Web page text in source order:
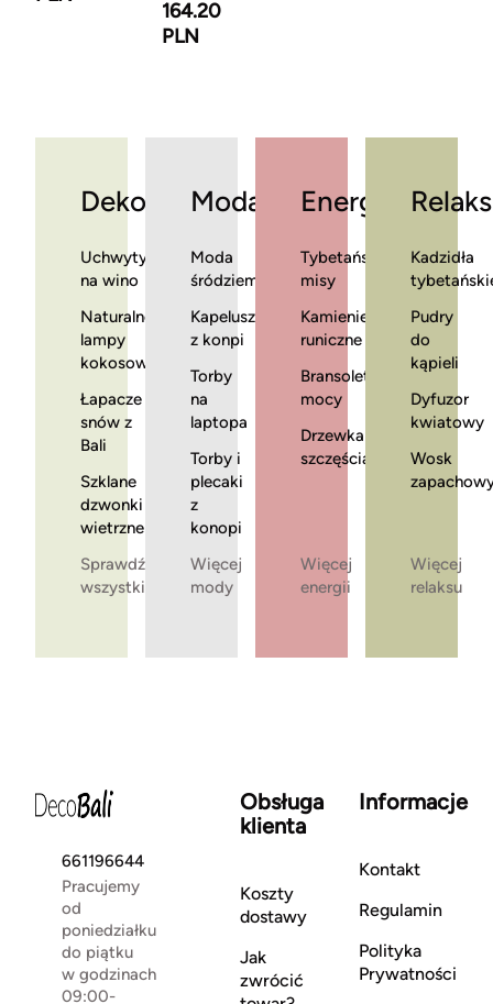
164.20
PLN
Dekoracje
Uchwyty
na wino
Naturalne
lampy
kokosowe
Łapacze
snów z
Bali
Szklane
dzwonki
wietrzne
Sprawdź
wszystkie
Moda
Moda
śródziemnomorska
Kapelusze
z konpi
Torby
na
laptopa
Torby i
plecaki
z
konopi
Więcej
mody
Energia
Tybetańskie
misy
Kamienie
runiczne
Bransoletki
mocy
Drzewka
szczęścia
Więcej
energii
Relaks
Kadzidła
Pudry
do
kąpieli
Dyfuzor
kwiatowy
Wosk
Więcej
relaksu
661196644
Pracujemy
od
poniedziałku
do piątku
w godzinach
09:00-
Obsługa
klienta
Koszty
dostawy
Jak
zwrócić
Informacje
Kontakt
Regulamin
Polityka
Prywatności